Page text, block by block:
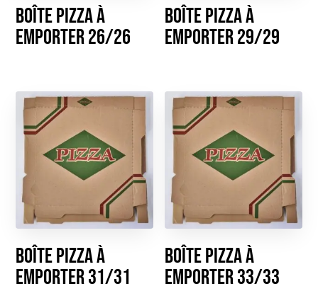
Boîte Pizza à
emporter 26/26
Boîte pizza à
emporter 29/29
Boîte pizza à
emporter 31/31
Boîte pizza à
emporter 33/33